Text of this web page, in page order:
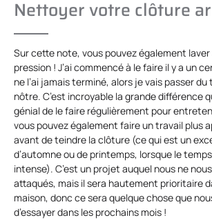
Nettoyer votre clôture
Sur cette note, vous pouvez également
pression ! J’ai commencé à le faire il y a un
ne l’ai jamais terminé, alors je vais passer du
nôtre. C’est incroyable la grande différence
génial de le faire régulièrement pour
vous pouvez également faire un travail plus
avant de teindre la clôture (ce qui est un
d’automne ou de printemps, lorsque le
intense). C’est un projet auquel nous ne
attaqués, mais il sera hautement prioritaire
maison, donc ce sera quelque chose que
d’essayer dans les prochains mois !